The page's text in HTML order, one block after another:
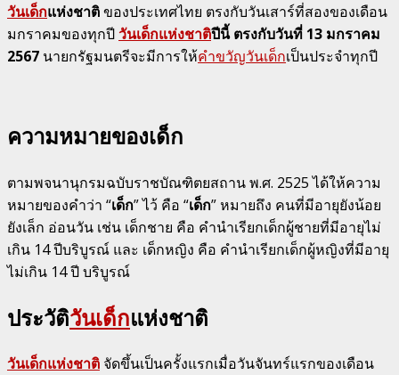
วันเด็กแห่งชาติของประเทศไทย ตรงกับวันเสาร์ที่สองของเดือน
มกราคมของทุกปีวันเด็กแห่งชาติปีนี้ ตรงกับวันที่ 13 มกราคม
2567 นายกรัฐมนตรีจะมีการให้คำขวัญวันเด็กเป็นประจำทุกปี
ความหมายของเด็ก
ตามพจนานุกรมฉบับราชบัณฑิตยสถาน พ.ศ. 2525 ได้ให้ความ
หมายของคำว่า “เด็ก” ไว้ คือ “เด็ก” หมายถึง คนที่มีอายุยังน้อย
ยังเล็ก อ่อนวัน เช่น เด็กชาย คือ คำนำเรียกเด็กผู้ชายที่มีอายุไม่
เกิน 14 ปีบริบูรณ์ และ เด็กหญิง คือ คำนำเรียกเด็กผู้หญิงที่มีอายุ
ไม่เกิน 14 ปี บริบูรณ์
ประวัติวันเด็กแห่งชาติ
วันเด็กแห่งชาติ จัดขึ้นเป็นครั้งแรกเมื่อวันจันทร์แรกของเดือน